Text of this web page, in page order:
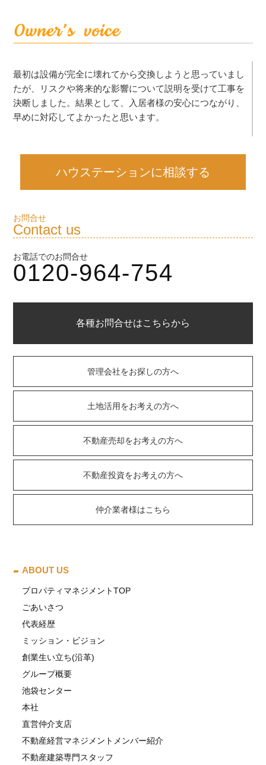
最初は設備が完全に壊れてから交換しようと思っていまし
たが、リスクや将来的な影響について説明を受けて工事を
決断しました。結果として、入居者様の安心につながり、
早めに対応してよかったと思います。
ハウステーションに相談する
お問合せ
Contact us
お電話でのお問合せ
0120-964-754
各種お問合せはこちらから
管理会社をお探しの方へ
土地活用をお考えの方へ
不動産売却をお考えの方へ
不動産投資をお考えの方へ
仲介業者様はこちら
ABOUT US
プロパティマネジメントTOP
ごあいさつ
代表経歴
ミッション・ビジョン
創業生い立ち(沿革)
グループ概要
池袋センター
本社
直営仲介支店
不動産経営マネジメントメンバー紹介
不動産建築専門スタッフ